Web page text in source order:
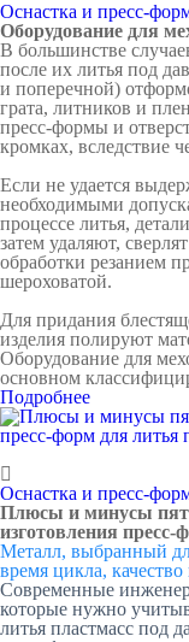
Оснастка и пресс-
Оборудование для
В большинстве
после их литья под
и поперечной)
грата, литников и
пресс-формы и
кромках, вследствие
Если не удается
необходимыми
процессе литья,
затем удаляют,
обработки резанием
шероховатой.
Для придания
изделия полируют
Оборудование для
основном
Подробнее
Оснастка и пресс-
Плюсы и минусы
изготовления
Металл, выбранный
время цикла,
Современные
которые нужно
литья пластмасс под